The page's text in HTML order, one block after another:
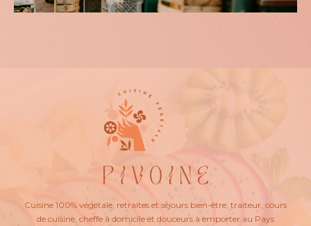
Cuisine 100% végétale, retraites et séjours bien-être, traiteur, cours
de cuisine, cheffe à domicile et douceurs à emporter au Pays